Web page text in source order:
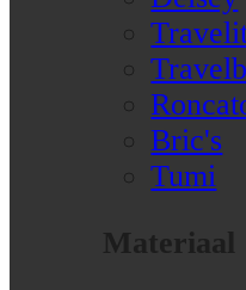
Bric's
Tumi
Materiaal